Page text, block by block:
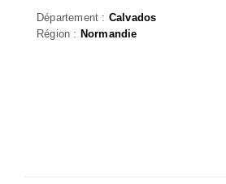
Département : Calvados
Région : Normandie